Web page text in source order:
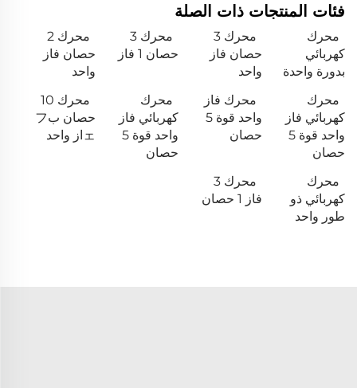
فئات المنتجات ذات الصلة
محرك
كهربائي
بدورة واحدة
محرك 3
حصان فاز
واحد
محرك 3
حصان 1 فاز
محرك 2
حصان فاز
واحد
محرك
كهربائي فاز
واحد قوة 5
حصان
محرك فاز
واحد قوة 5
حصان
محرك
كهربائي فاز
واحد قوة 5
حصان
محرك 10
حصان بフ
ェاز واحد
محرك
كهربائي ذو
طور واحد
محرك 3
فاز 1 حصان